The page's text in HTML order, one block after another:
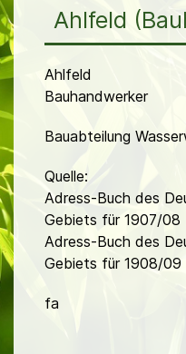
Ahlfeld
Ahlfeld
Bauhandwerker
Bauabteilung
Quelle:
Adress-Buch des
Gebiets für 1907/08
Adress-Buch des
Gebiets für 1908/09
fa